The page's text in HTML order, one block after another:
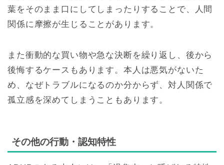
葉をそのまま口にしてしまったりすることで、人間
関係に摩擦が生じることがあります。
また衝動的な買い物や急な決断を繰り返し、後から
後悔するケースもあります。本人は悪気がないた
め、なぜトラブルになるのか分からず、対人関係で
孤立感を深めてしまうこともあります。
その他の行動・認知特性